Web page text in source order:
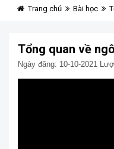
Trang chủ Bài học
Tổng quan về
Ngày đăng: 10-10-2021